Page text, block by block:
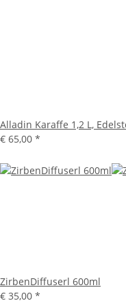
Alladin Karaffe 1,2 L,
€ 65,00 *
ZirbenDiffuserl 600ml
€ 35,00 *